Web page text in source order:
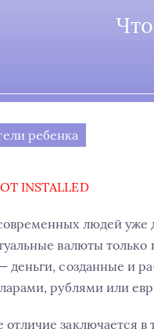
ребенка
INSTALLED
людей уже
валюты
деньги, созданные и
рублями или
заключается